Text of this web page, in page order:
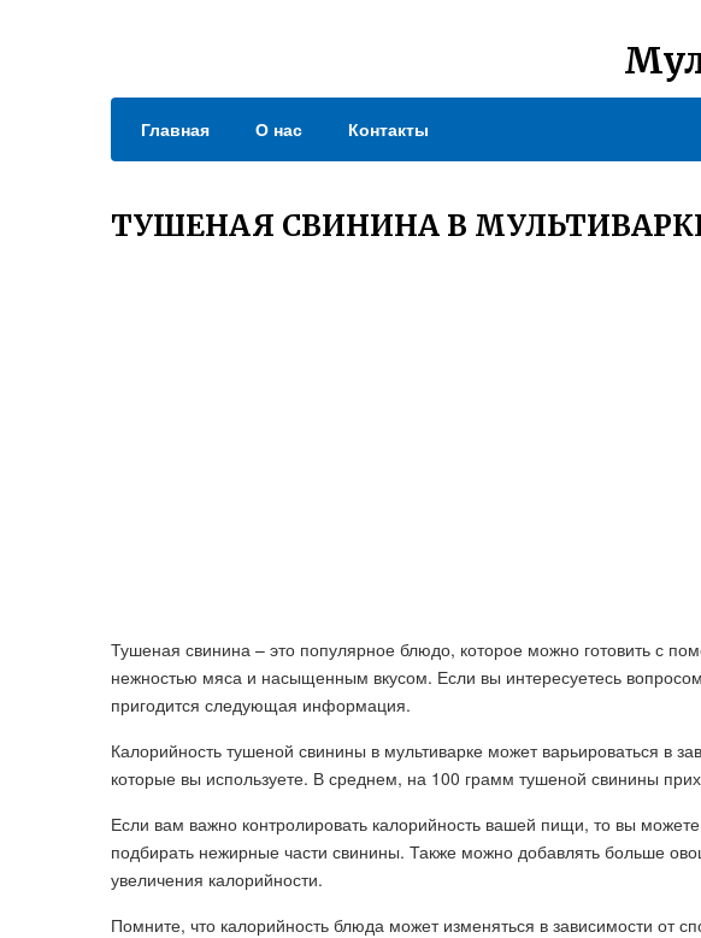
Главная О нас Контакты
ТУШЕНАЯ СВИНИНА В
Тушеная свинина – это популярное блюдо, которое можно готовить с
нежностью мяса и насыщенным вкусом. Если вы интересуетесь
пригодится следующая информация.
Калорийность тушеной свинины в мультиварке может варьироваться в
которые вы используете. В среднем, на 100 грамм тушеной свинины
Если вам важно контролировать калорийность вашей пищи, то вы
подбирать нежирные части свинины. Также можно добавлять больше
увеличения калорийности.
Помните, что калорийность блюда может изменяться в зависимости от